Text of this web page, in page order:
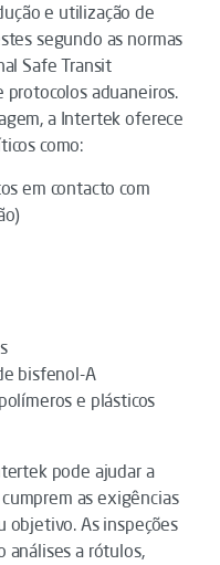
e utilização de
segundo as normas
Safe Transit
protocolos aduaneiros.
a Intertek oferece
como:
em contacto com
bisfenol-A
e plásticos
pode ajudar a
as exigências
objetivo. As inspeções
análises a rótulos,